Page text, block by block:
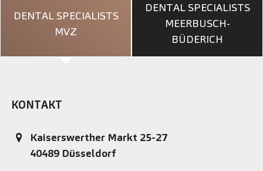
DENTAL SPECIALISTS
MVZ
DENTAL SPECIALISTS
MEERBUSCH-
BÜDERICH
KONTAKT
Kaiserswerther Markt 25-27
40489 Düsseldorf